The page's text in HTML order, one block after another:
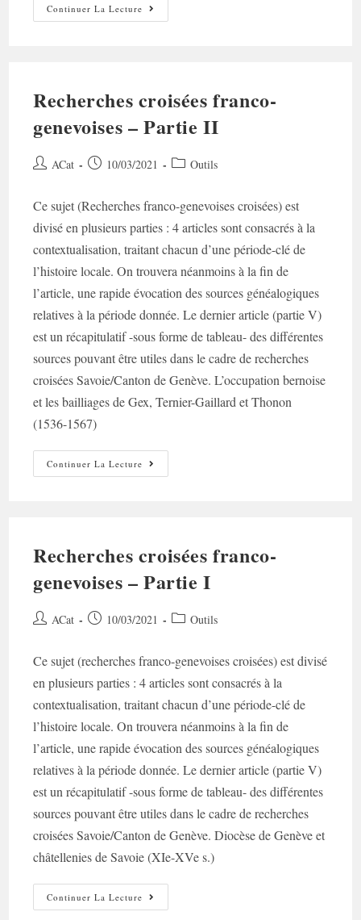
Continuer La Lecture Recherches
Croisées
Recherches croisées franco-
genevoises – Partie II
Auteur/autrice
publication :
ACat
Post 10/03/2021
PostOutils
Ce sujet (Recherches franco-genevoises croisées) est
divisé en plusieurs parties : 4 articles sont consacrés à la
contextualisation, traitant chacun d’une période-clé de
l’histoire locale. On trouvera néanmoins à la fin de
l’article, une rapide évocation des sources généalogiques
relatives à la période donnée. Le dernier article (partie V)
est un récapitulatif -sous forme de tableau- des différentes
sources pouvant être utiles dans le cadre de recherches
croisées Savoie/Canton de Genève. L’occupation bernoise
et les bailliages de Gex, Ternier-Gaillard et Thonon
(1536-1567)
Continuer La Lecture Recherches
Croisées
Recherches croisées franco-
genevoises – Partie I
Auteur/autrice
publication :
ACat
Post 10/03/2021
PostOutils
Ce sujet (recherches franco-genevoises croisées) est divisé
en plusieurs parties : 4 articles sont consacrés à la
contextualisation, traitant chacun d’une période-clé de
l’histoire locale. On trouvera néanmoins à la fin de
l’article, une rapide évocation des sources généalogiques
relatives à la période donnée. Le dernier article (partie V)
est un récapitulatif -sous forme de tableau- des différentes
sources pouvant être utiles dans le cadre de recherches
croisées Savoie/Canton de Genève. Diocèse de Genève et
châtellenies de Savoie (XIe-XVe s.)
Continuer La Lecture Recherches
Croisées